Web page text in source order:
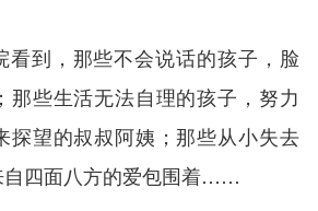
看到，那些不会说话的孩子，脸
那些生活无法自理的孩子，努力
探望的叔叔阿姨；那些从小失去
自四面八方的爱包围着……